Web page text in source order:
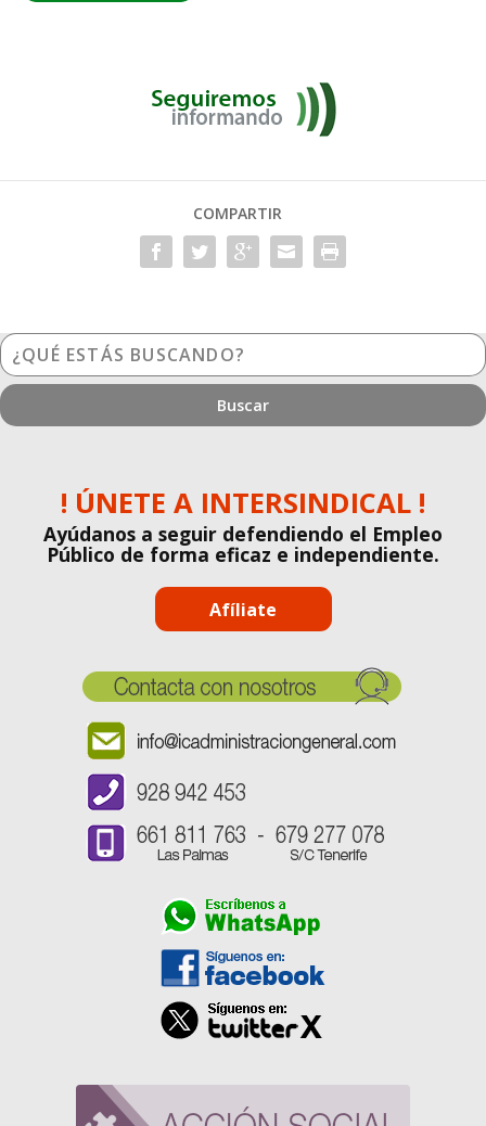
COMPARTIR
¿Qué
estás
buscando?
! ÚNETE A INTERSINDICAL !
Ayúdanos a seguir defendiendo el Empleo
Público de forma eficaz e independiente.
Afíliate